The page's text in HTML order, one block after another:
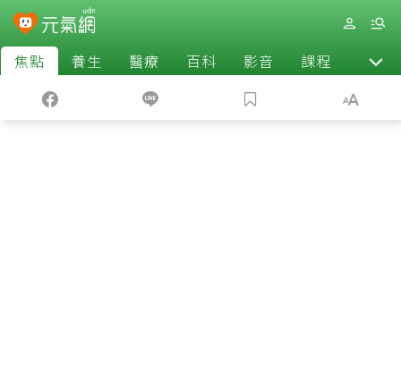
焦點 養生 醫療 百科 影音 課程 退休